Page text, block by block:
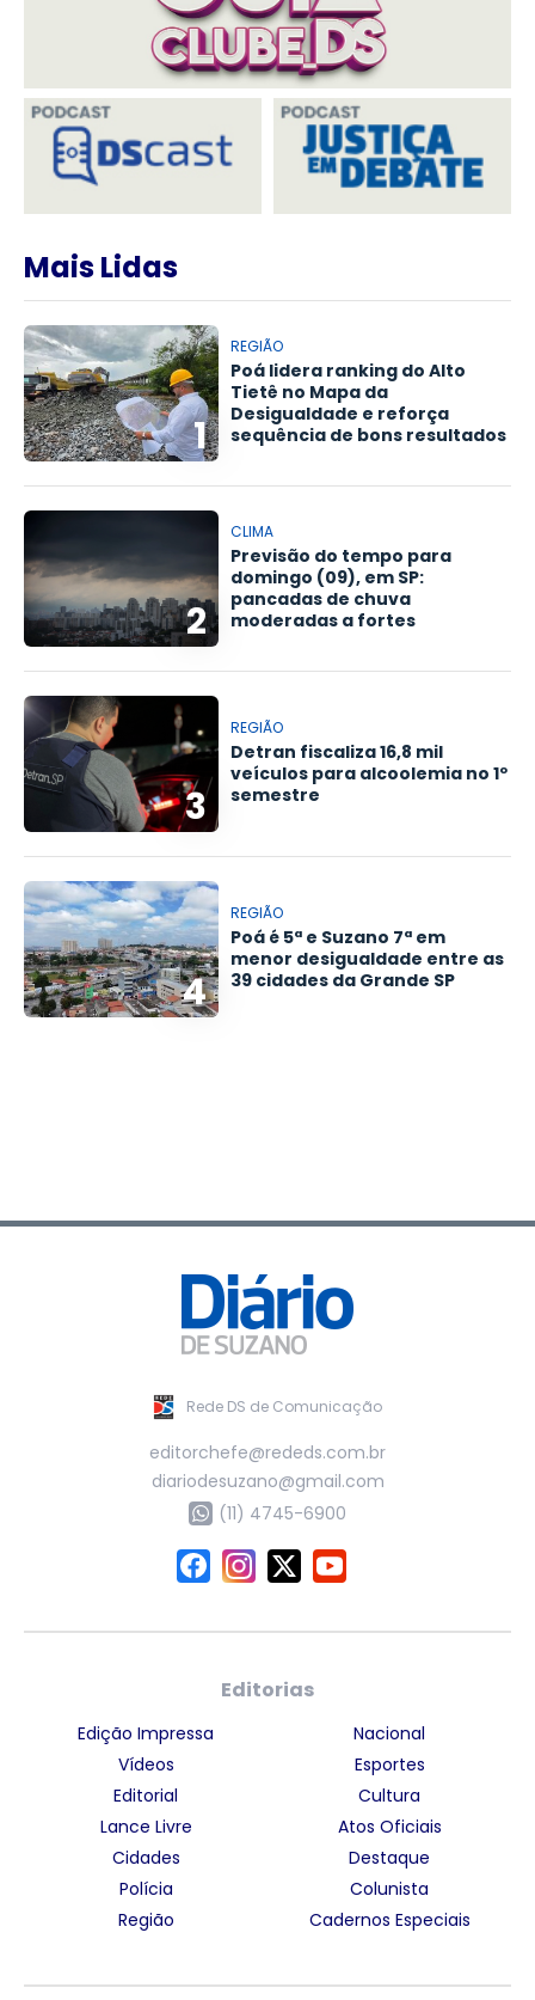
Mais Lidas
1
REGIÃO
Poá lidera ranking do Alto
Tietê no Mapa da
Desigualdade e reforça
sequência de bons resultados
2
CLIMA
Previsão do tempo para
domingo (09), em SP:
pancadas de chuva
moderadas a fortes
3
REGIÃO
Detran fiscaliza 16,8 mil
veículos para alcoolemia no 1º
semestre
4
REGIÃO
Poá é 5ª e Suzano 7ª em
menor desigualdade entre as
39 cidades da Grande SP
Rede DS de Comunicação
editorchefe@rededs.com.br
diariodesuzano@gmail.com
(11) 4745-6900
Editorias
Edição Impressa
Vídeos
Editorial
Lance Livre
Cidades
Polícia
Região
Nacional
Esportes
Cultura
Atos Oficiais
Destaque
Colunista
Cadernos Especiais